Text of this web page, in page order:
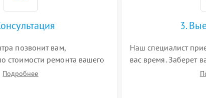
позвонит вам,
стоимости ремонта вашего
ответит на все ваши
Подробнее
3.
Наш специалист
вас время. Заберет
привезет на склад